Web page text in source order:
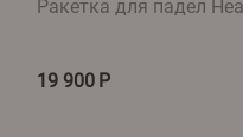
Ракетка для падел
19 900 Р